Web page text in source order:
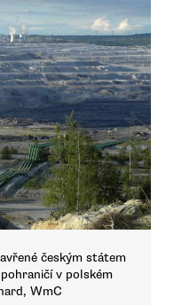
českým státem
v polském
WmC